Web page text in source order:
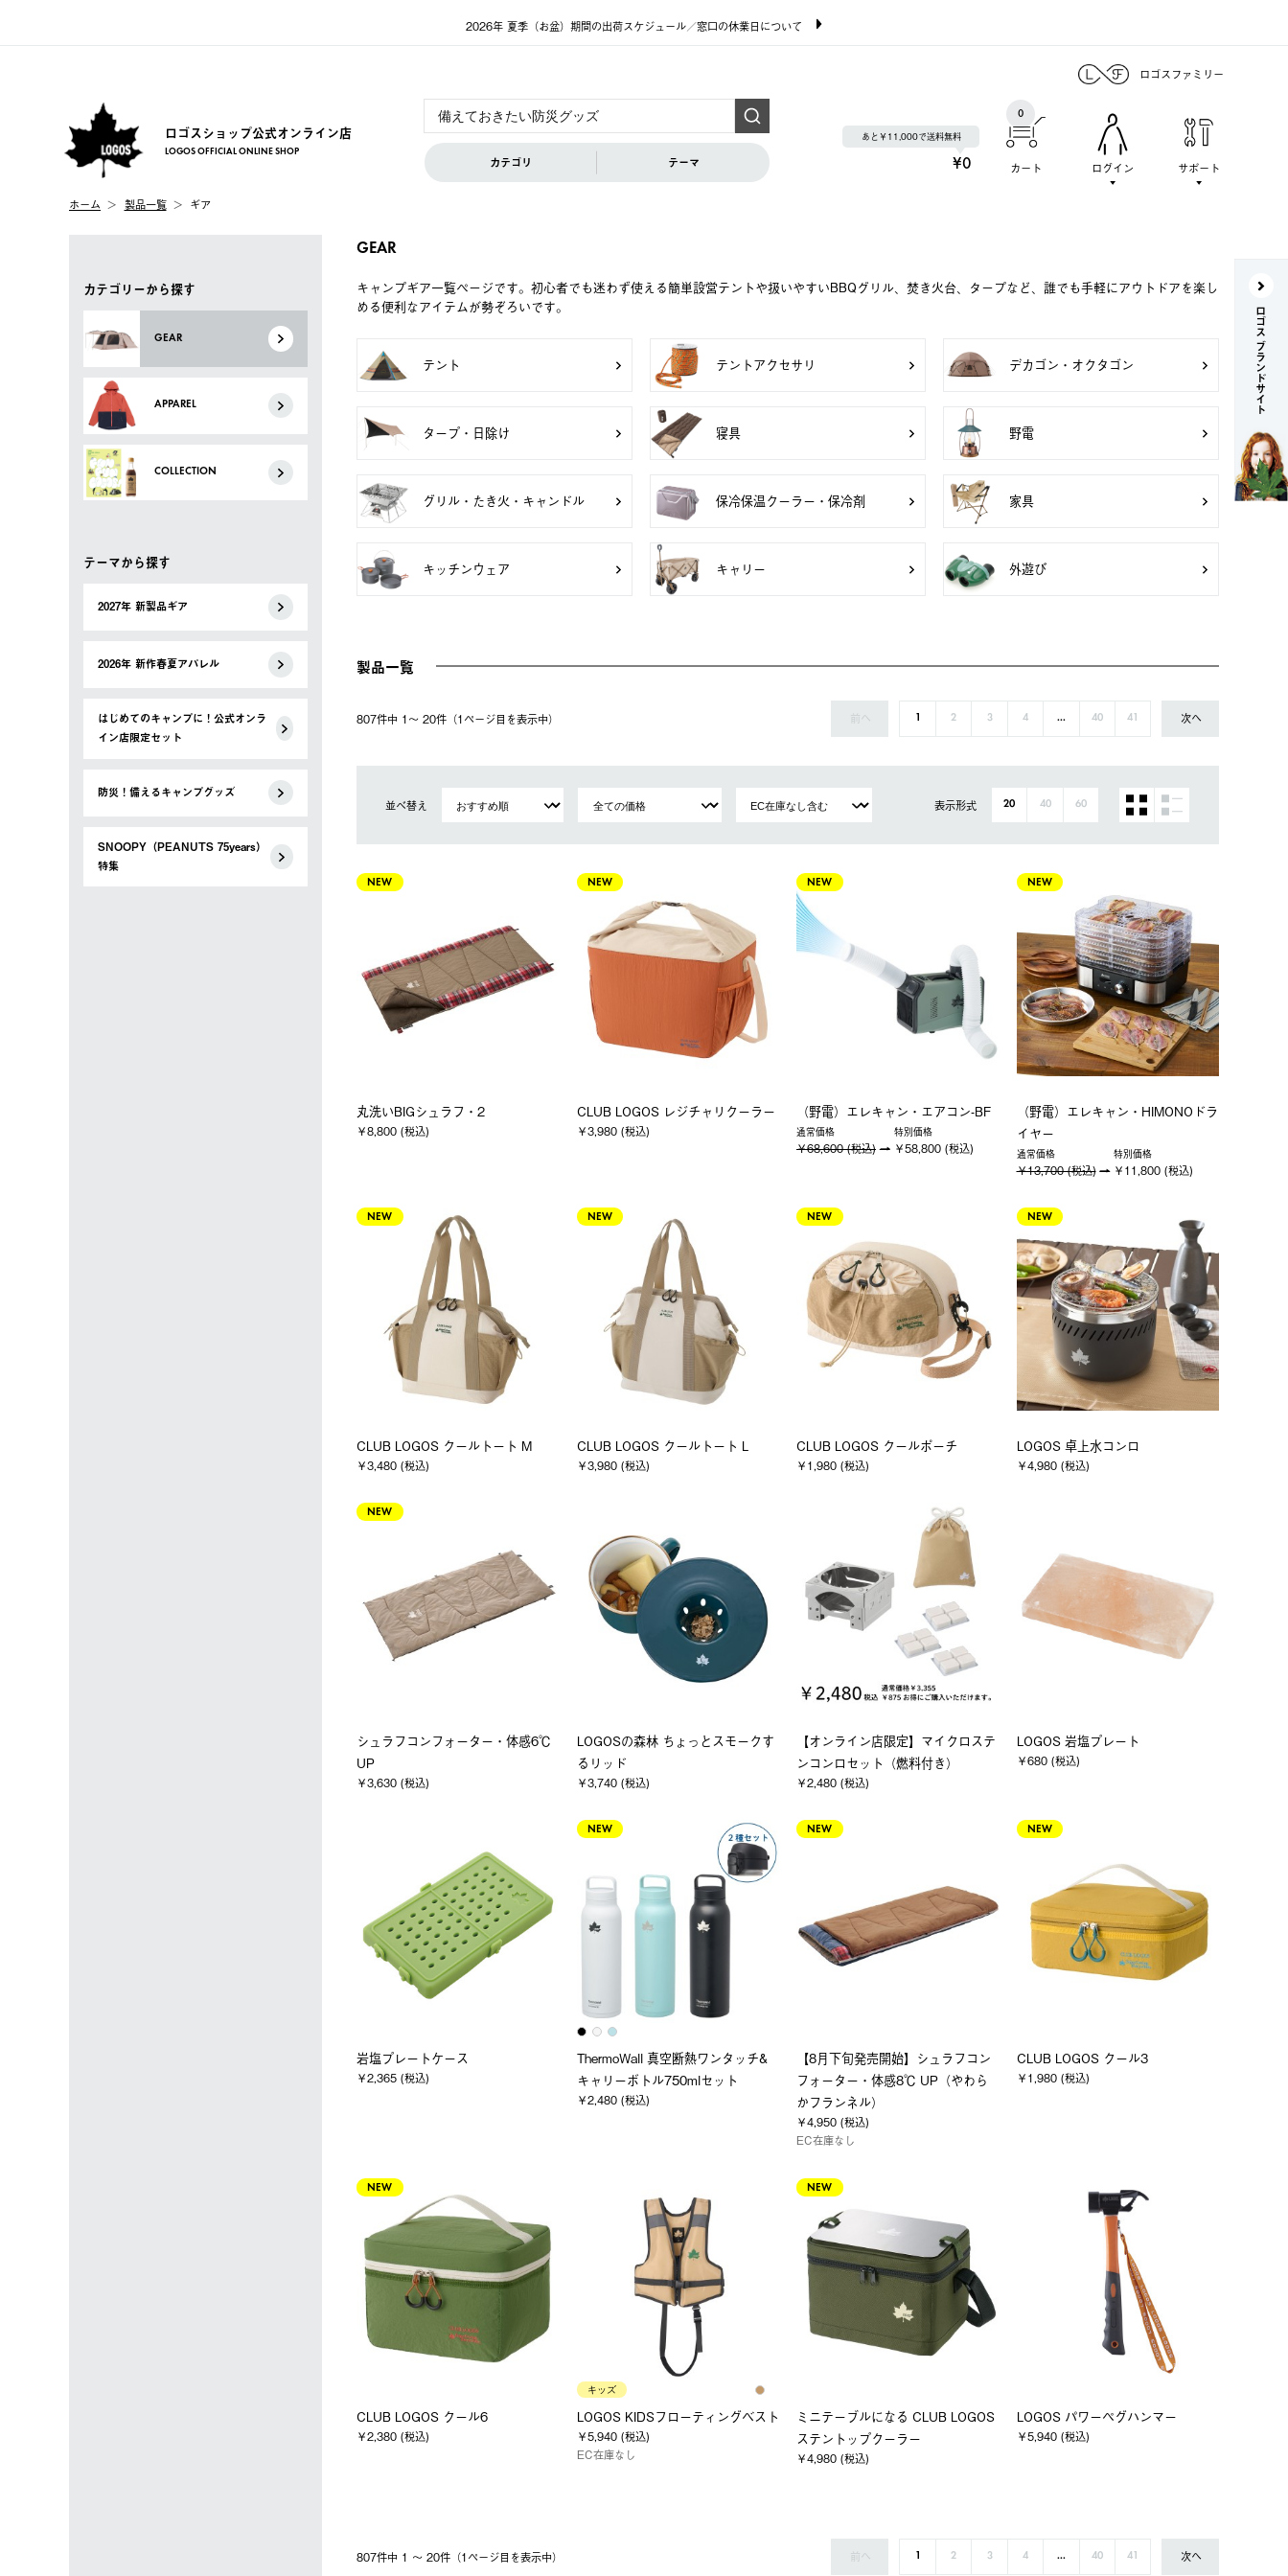
2026年 夏季（お盆）期間の出荷スケジュール／窓口の休業日について
ロゴスファミリー
ロゴスショップ公式オンライン店
LOGOS OFFICIAL ONLINE SHOP
カテゴリ テーマ
あと￥11,000で送料無料
¥0 カート
0
ログイン サポート
ホーム 製品一覧 ギア
カテゴリーから探す
GEAR
APPAREL
COLLECTION
テーマから探す
2027年 新製品ギア
2026年 新作春夏アパレル
はじめてのキャンプに！公式オンラ
イン店限定セット
防災！備えるキャンプグッズ
SNOOPY（PEANUTS 75years）
特集
GEAR
キャンプギア一覧ページです。初心者でも迷わず使える簡単設営テントや扱いやすいBBQグリル、焚き火台、タープなど、誰でも手軽にアウトドアを楽し
める便利なアイテムが勢ぞろいです。
テント テントアクセサリ デカゴン・オクタゴン
タープ・日除け 寝具 野電
グリル・たき火・キャンドル 保冷保温クーラー・保冷剤 家具
キッチンウェア キャリー 外遊び
製品一覧
807件中 1〜 20件（1ページ⽬を表⽰中） 前へ 1 2 3 4 ... 40 41 次へ
並べ替え 表示形式 20 40 60
NEW
丸洗いBIGシュラフ・2
￥8,800 (税込)
NEW
CLUB LOGOS レジチャリクーラー
￥3,980 (税込)
NEW
（野電）エレキャン・エアコン-BF
通常価格
￥68,600 (税込)
特別価格
￥58,800 (税込)
NEW
（野電）エレキャン・HIMONOドラ
イヤー
通常価格
￥13,700 (税込)
特別価格
￥11,800 (税込)
NEW
CLUB LOGOS クールトート M
￥3,480 (税込)
NEW
CLUB LOGOS クールトート L
￥3,980 (税込)
NEW
CLUB LOGOS クールポーチ
￥1,980 (税込)
NEW
LOGOS 卓上水コンロ
￥4,980 (税込)
NEW
シュラフコンフォーター・体感6℃
UP
￥3,630 (税込)
LOGOSの森林 ちょっとスモークす
るリッド
￥3,740 (税込)
【オンライン店限定】マイクロステ
ンコンロセット（燃料付き）
￥2,480 (税込)
LOGOS 岩塩プレート
￥680 (税込)
岩塩プレートケース
￥2,365 (税込)
NEW
ThermoWall 真空断熱ワンタッチ&
キャリーボトル750mlセット
￥2,480 (税込)
NEW
【8月下旬発売開始】シュラフコン
フォーター・体感8℃ UP（やわら
かフランネル）
￥4,950 (税込)
EC在庫なし
NEW
CLUB LOGOS クール3
￥1,980 (税込)
NEW
CLUB LOGOS クール6
￥2,380 (税込)
キッズ
LOGOS KIDSフローティングベスト
￥5,940 (税込)
EC在庫なし
NEW
ミニテーブルになる CLUB LOGOS
ステントップクーラー
￥4,980 (税込)
LOGOS パワーペグハンマー
￥5,940 (税込)
807件中 1 〜 20件（1ページ⽬を表⽰中） 前へ 1 2 3 4 ... 40 41 次へ
ロゴス ブランドサイト